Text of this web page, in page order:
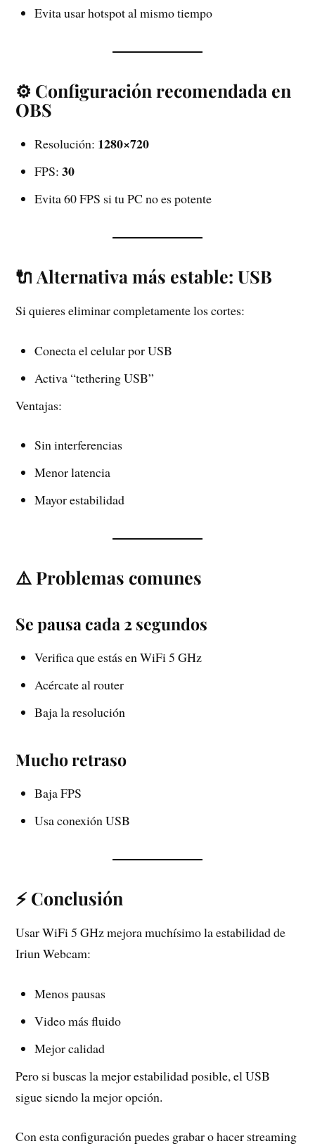
Evita usar hotspot al mismo tiempo
⚙️ Configuración recomendada en
OBS
Resolución: 1280×720
FPS:30
Evita 60 FPS si tu PC no es potente
🔌 Alternativa más estable: USB
Si quieres eliminar completamente los cortes:
Conecta el celular por USB
Activa “tethering USB”
Ventajas:
Sin interferencias
Menor latencia
Mayor estabilidad
⚠️ Problemas comunes
Se pausa cada 2 segundos
Verifica que estás en WiFi 5 GHz
Acércate al router
Baja la resolución
Mucho retraso
Baja FPS
Usa conexión USB
⚡ Conclusión
Usar WiFi 5 GHz mejora muchísimo la estabilidad de
Iriun Webcam:
Menos pausas
Video más fluido
Mejor calidad
Pero si buscas la mejor estabilidad posible, el USB
sigue siendo la mejor opción.
Con esta configuración puedes grabar o hacer streaming